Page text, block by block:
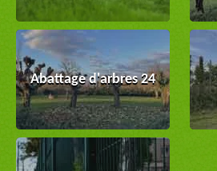
Abattage d'arbres 24